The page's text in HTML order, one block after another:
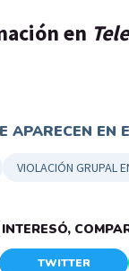
en
APARECEN EN
VIOLACIÓN GRUPAL
TWITTER